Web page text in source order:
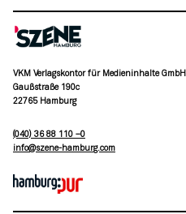
VKM Verlagskontor für Medieninhalte GmbH
Gaußstraße 190c
22765 Hamburg
(040) 36 88 110 –0
moc.grubmah-enezs@ofni